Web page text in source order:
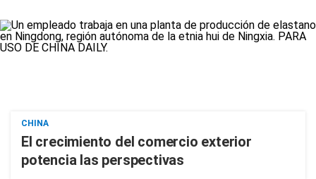
CHINA
El crecimiento del comercio exterior
potencia las perspectivas